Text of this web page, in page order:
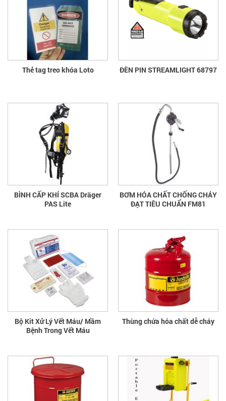
Thẻ tag treo khóa Loto ĐÈN PIN STREAMLIGHT 68797
BÌNH CẤP KHÍ SCBA Dräger
PAS Lite
BƠM HÓA CHẤT CHỐNG CHÁY
ĐẠT TIÊU CHUẨN FM81
Bộ Kit Xử Lý Vết Máu/ Mầm
Bệnh Trong Vết Máu
Thùng chứa hóa chất dễ cháy